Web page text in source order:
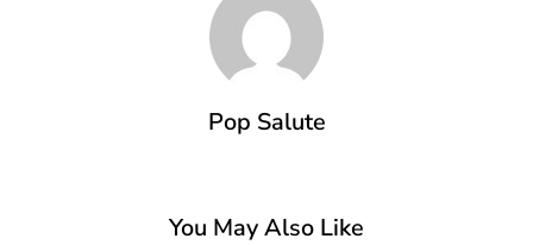
Pop Salute
You May Also Like